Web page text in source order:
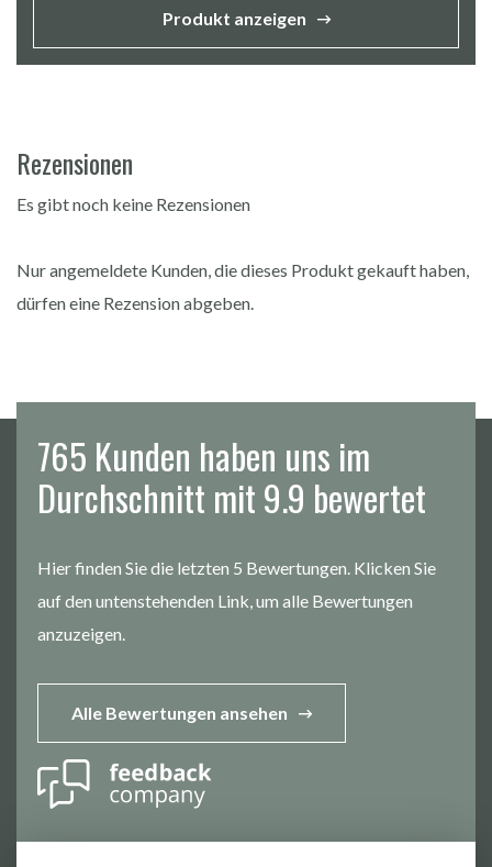
Produkt anzeigen
Rezensionen
Es gibt noch keine Rezensionen
Nur angemeldete Kunden, die dieses Produkt gekauft haben,
dürfen eine Rezension abgeben.
765 Kunden haben uns im
Durchschnitt mit 9.9 bewertet
Hier finden Sie die letzten 5 Bewertungen. Klicken Sie
auf den untenstehenden Link, um alle Bewertungen
anzuzeigen.
Alle Bewertungen ansehen